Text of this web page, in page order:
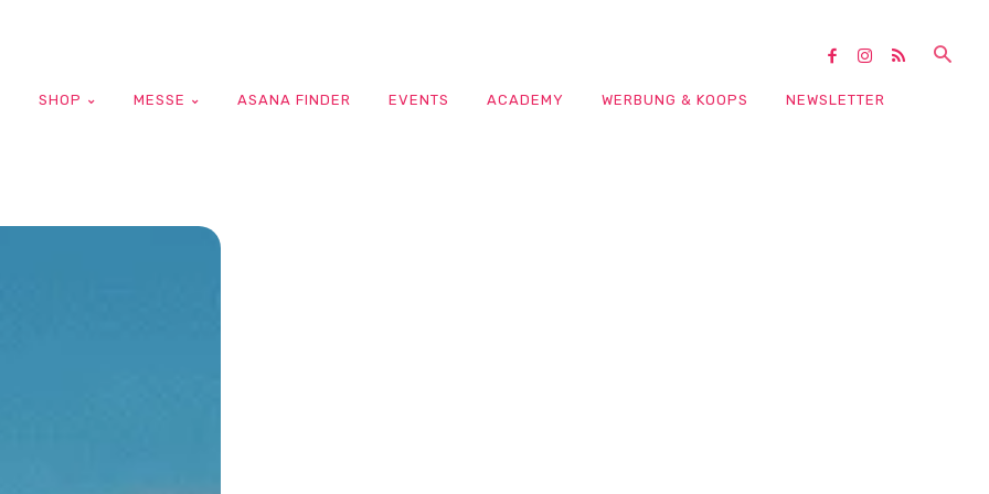
SHOP MESSE ASANA FINDER EVENTS ACADEMY WERBUNG & KOOPS NEWSLETTER